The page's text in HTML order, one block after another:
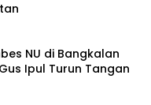
NU di Bangkalan
Ipul Turun Tangan